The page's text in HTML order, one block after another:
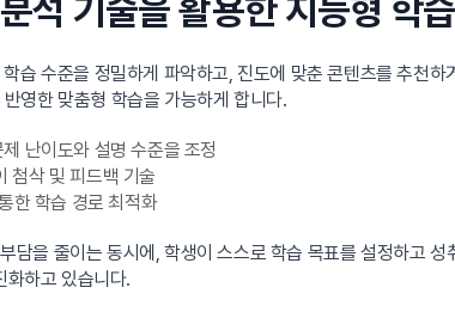
석 기술을 활용한 지능형 학
습 수준을 정밀하게 파악하고, 진도에 맞춘 콘텐츠를 추천
영한 맞춤형 학습을 가능하게 합니다.
난이도와 설명 수준을 조정
첨삭 및 피드백 기술
한 학습 경로 최적화
담을 줄이는 동시에, 학생이 스스로 학습 목표를 설정하고
화하고 있습니다.